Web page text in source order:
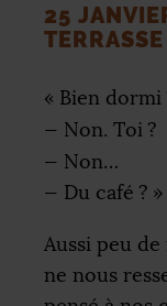
25
« Bien dormi
— Non. Toi ?
— Non…
— Du café ? »
Aussi peu
ne nous